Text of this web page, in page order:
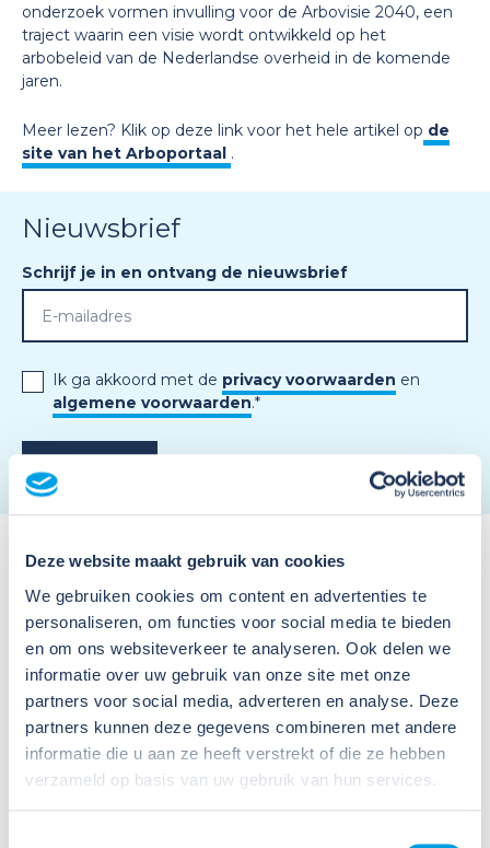
Deze website maakt gebruik van cookies
We gebruiken cookies om content en advertenties te
personaliseren, om functies voor social media te bieden
en om ons websiteverkeer te analyseren. Ook delen we
informatie over uw gebruik van onze site met onze
partners voor social media, adverteren en analyse. Deze
partners kunnen deze gegevens combineren met andere
informatie die u aan ze heeft verstrekt of die ze hebben
verzameld op basis van uw gebruik van hun services.
onderzoek vormen invulling voor de Arbovisie 2040, een
traject waarin een visie wordt ontwikkeld op het
arbobeleid van de Nederlandse overheid in de komende
jaren.
Meer lezen? Klik op deze link voor het hele artikel op de
site van het Arboportaal .
Nieuwsbrief
Schrijf je in en ontvang de nieuwsbrief
Ik ga akkoord met de privacy voorwaarden en
algemene voorwaarden.*
Meer nieuws